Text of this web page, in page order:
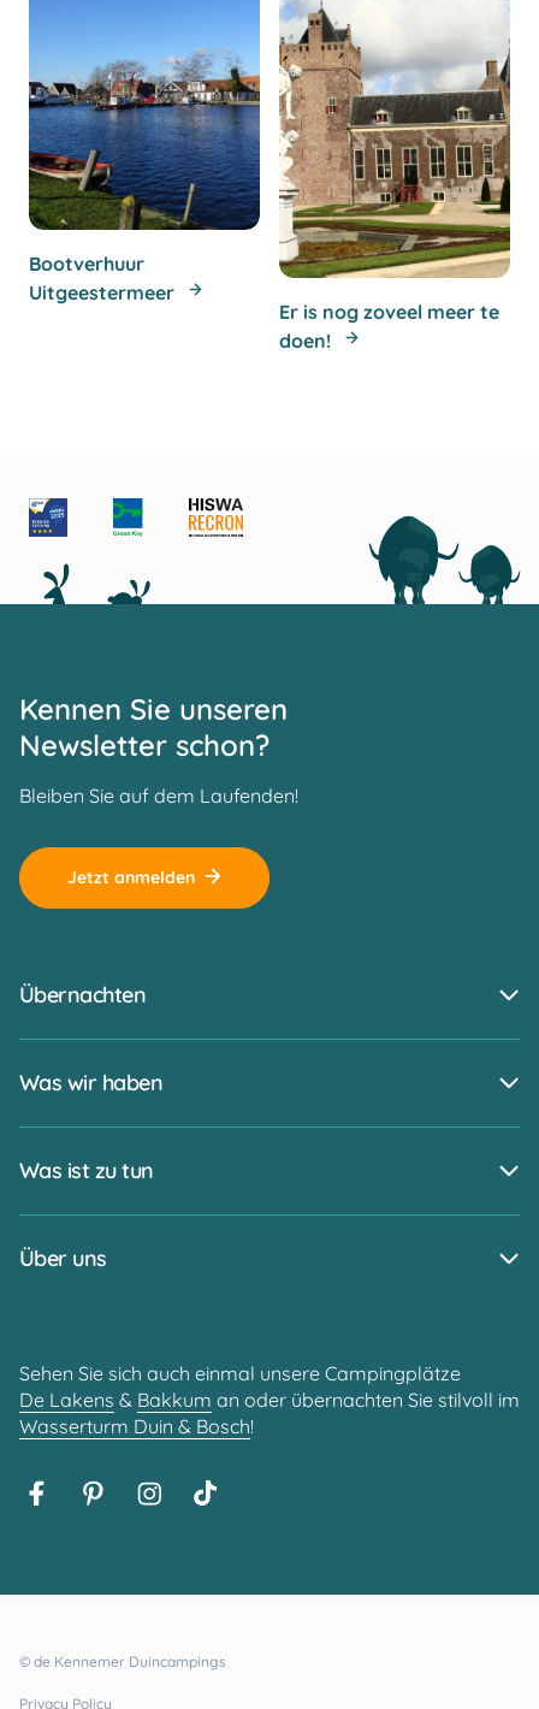
Bootverhuur
Uitgeestermeer
Er is nog zoveel meer te
doen!
Kennen Sie unseren
Newsletter schon?
Bleiben Sie auf dem Laufenden!
Jetzt anmelden
Übernachten
Was wir haben
Was ist zu tun
Über uns
Sehen Sie sich auch einmal unsere Campingplätze
De Lakens & Bakkum an oder übernachten Sie stilvoll im
Wasserturm Duin & Bosch!
© de Kennemer Duincampings
Privacy Policy